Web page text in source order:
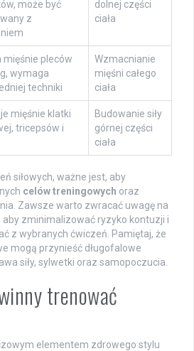
może być
z
dolnej części
ciała
mięśnie pleców
wymaga
techniki
Wzmacnianie
mięśni całego
ciała
mięśnie klatki
tricepsów i
Budowanie siły
górnej części
ciała
siłowych, ważne jest, aby
celów treningowych oraz
Zawsze warto zwracać uwagę na
zminimalizować ryzyko kontuzji i
z wybranych ćwiczeń. Pamiętaj, że
mogą przynieść długofalowe
siły, sylwetki oraz samopoczucia.
trenować
elementem zdrowego stylu